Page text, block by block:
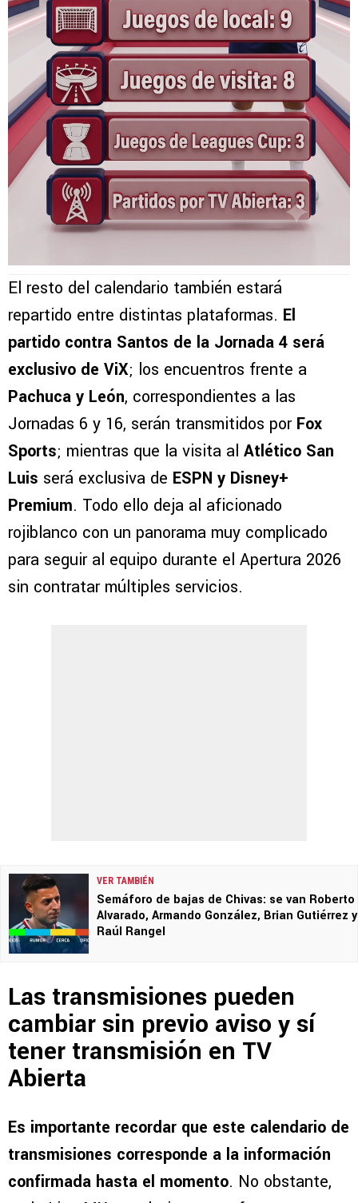
El resto del calendario también estará
repartido entre distintas plataformas. El
partido contra Santos de la Jornada 4 será
exclusivo de ViX; los encuentros frente a
Pachuca y León, correspondientes a las
Jornadas 6 y 16, serán transmitidos por Fox
Sports; mientras que la visita al Atlético San
Luis será exclusiva de ESPN y Disney+
Premium. Todo ello deja al aficionado
rojiblanco con un panorama muy complicado
para seguir al equipo durante el Apertura 2026
sin contratar múltiples servicios.
VER TAMBIÉN
Semáforo de bajas de Chivas: se van Roberto
Alvarado, Armando González, Brian Gutiérrez y
Raúl Rangel
Las transmisiones pueden
cambiar sin previo aviso y sí
tener transmisión en TV
Abierta
Es importante recordar que este calendario de
transmisiones corresponde a la información
confirmada hasta el momento. No obstante,